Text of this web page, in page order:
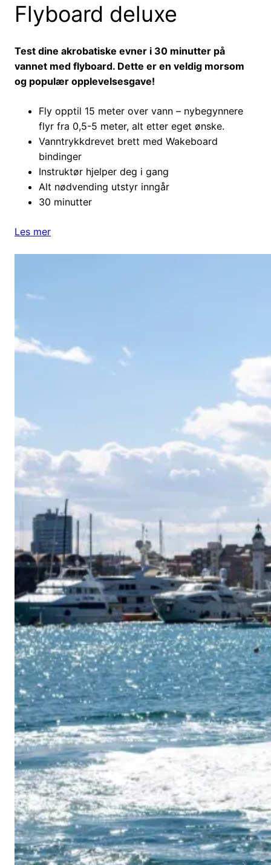
Flyboard deluxe
Test dine akrobatiske evner i 30 minutter på
vannet med flyboard. Dette er en veldig morsom
og populær opplevelsesgave!
Fly opptil 15 meter over vann – nybegynnere
flyr fra 0,5-5 meter, alt etter eget ønske.
Vanntrykkdrevet brett med Wakeboard
bindinger
Instruktør hjelper deg i gang
Alt nødvending utstyr inngår
30 minutter
Les mer